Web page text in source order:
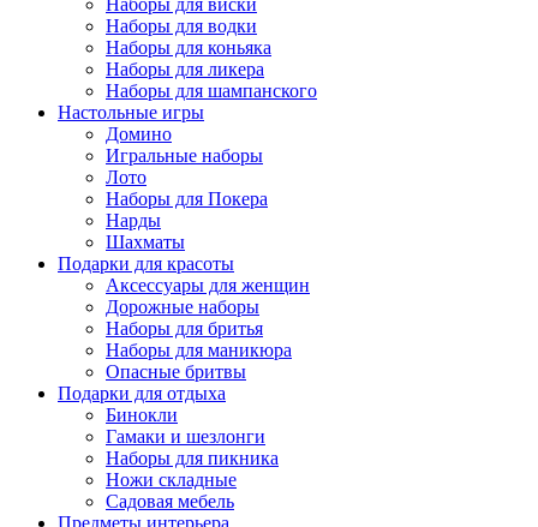
Наборы для виски
Наборы для водки
Наборы для коньяка
Наборы для ликера
Наборы для шампанского
Настольные игры
Домино
Игральные наборы
Лото
Наборы для Покера
Нарды
Шахматы
Подарки для красоты
Аксессуары для женщин
Дорожные наборы
Наборы для бритья
Наборы для маникюра
Опасные бритвы
Подарки для отдыха
Бинокли
Гамаки и шезлонги
Наборы для пикника
Ножи складные
Садовая мебель
Предметы интерьера